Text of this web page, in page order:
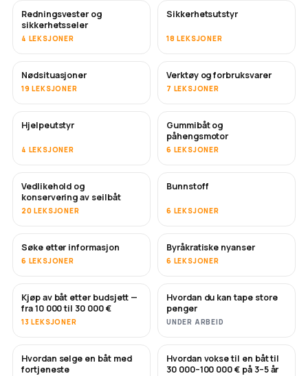
Redningsvester og
sikkerhetsseler
4 LEKSJONER
Sikkerhetsutstyr
18 LEKSJONER
Nødsituasjoner
19 LEKSJONER
Verktøy og forbruksvarer
7 LEKSJONER
Hjelpeutstyr
4 LEKSJONER
Gummibåt og
påhengsmotor
6 LEKSJONER
Vedlikehold og
konservering av seilbåt
20 LEKSJONER
SNART
Bunnstoff
6 LEKSJONER
Søke etter informasjon
6 LEKSJONER
Byråkratiske nyanser
6 LEKSJONER
SNART
Kjøp av båt etter budsjett —
fra 10 000 til 30 000 €
13 LEKSJONER
SNART
Hvordan du kan tape store
penger
UNDER ARBEID
NYTT
Hvordan selge en båt med
fortjeneste
NYTT
Hvordan vokse til en båt til
30 000–100 000 € på 3–5 år